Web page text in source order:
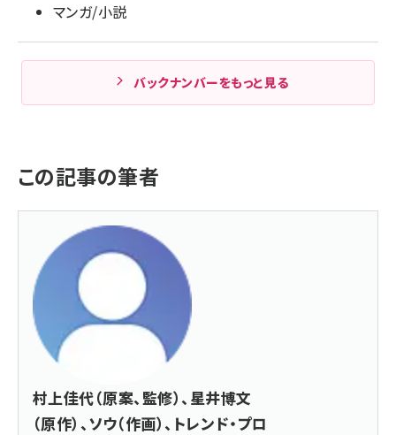
マンガ/小説
バックナンバーをもっと見る
この記事の筆者
村上佳代（原案、監修）、星井博文
（原作）、ソウ（作画）、トレンド・プロ